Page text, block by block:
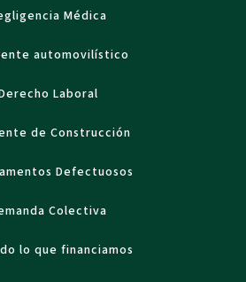
Médica
automovilístico
Laboral
de Construcción
Defectuosos
Colectiva
lo que financiamos